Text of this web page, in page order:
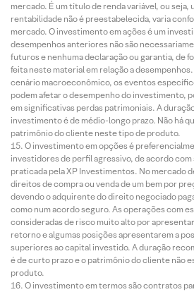
mercado. É um título de renda variável, ou seja,
rentabilidade não é preestabelecida, varia
mercado. O investimento em ações é um
desempenhos anteriores não são
futuros e nenhuma declaração ou garantia, de
feita neste material em relação a
cenário macroeconômico, os eventos
podem afetar o desempenho do investimento,
em significativas perdas patrimoniais. A
investimento é de médio-longo prazo. Não há
patrimônio do cliente neste tipo de produto.
O investimento em opções é
investidores de perfil agressivo, de acordo
praticada pela XP Investimentos. No mercado
direitos de compra ou venda de um bem por
devendo o adquirente do direito negociado
como num acordo seguro. As operações com
consideradas de risco muito alto por
retorno e algumas posições apresentarem a
superiores ao capital investido. A duração
é de curto prazo e o patrimônio do cliente não
produto.
O investimento em termos são contratos